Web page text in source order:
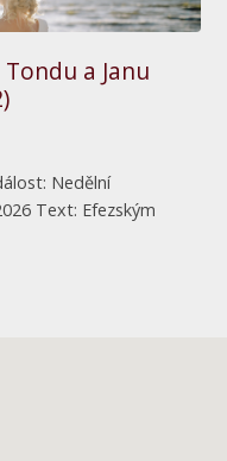
a Janu
Nedělní
Text: Efezským